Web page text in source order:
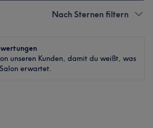
Nach Sternen filtern
unseren Kunden, damit du weißt, was
erwartet.